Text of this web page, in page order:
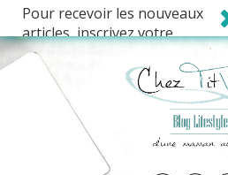
Pour recevoir les nouveaux
articles, inscrivez votre
adresse mail ci-dessous et
validez votre abonnement.